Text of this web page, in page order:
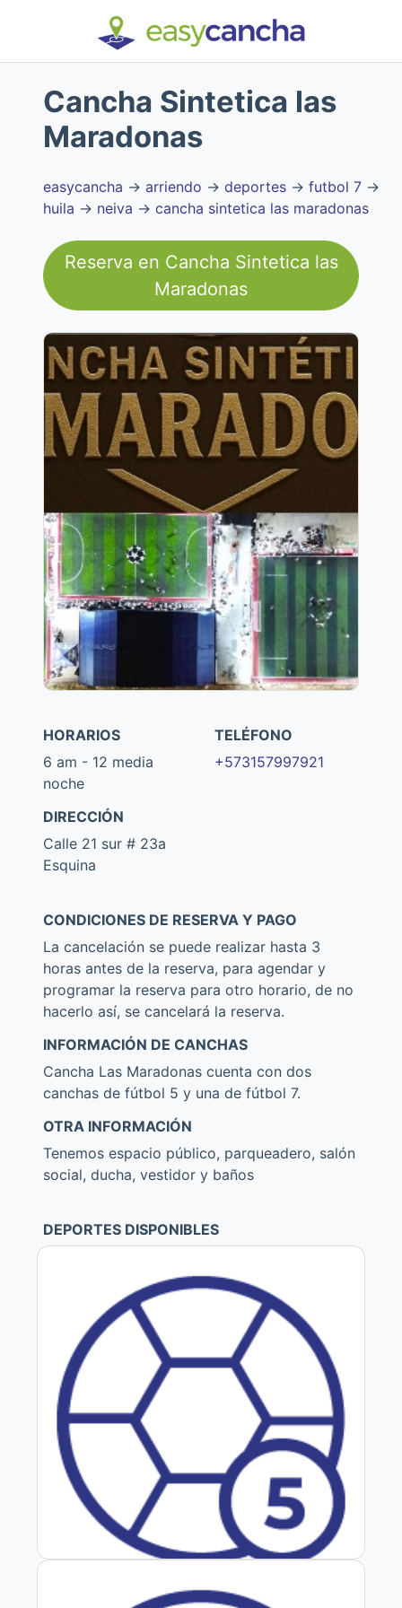
Cancha Sintetica las
Maradonas
easycancha → arriendo → deportes → futbol 7 →
huila → neiva → cancha sintetica las maradonas
Reserva en Cancha Sintetica las
Maradonas
HORARIOS
6 am - 12 media
noche
TELÉFONO
+573157997921
DIRECCIÓN
Calle 21 sur # 23a
Esquina
CONDICIONES DE RESERVA Y PAGO
La cancelación se puede realizar hasta 3
horas antes de la reserva, para agendar y
programar la reserva para otro horario, de no
hacerlo así, se cancelará la reserva.
INFORMACIÓN DE CANCHAS
Cancha Las Maradonas cuenta con dos
canchas de fútbol 5 y una de fútbol 7.
OTRA INFORMACIÓN
Tenemos espacio público, parqueadero, salón
social, ducha, vestidor y baños
DEPORTES DISPONIBLES
Fútbol 5